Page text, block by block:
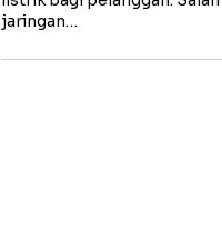
jaringan…